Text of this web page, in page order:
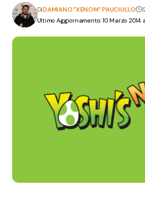
Ultimo Aggiornamento: 10 Marzo 2014
DiDAMIANO "XENOM" PAUCIULLO